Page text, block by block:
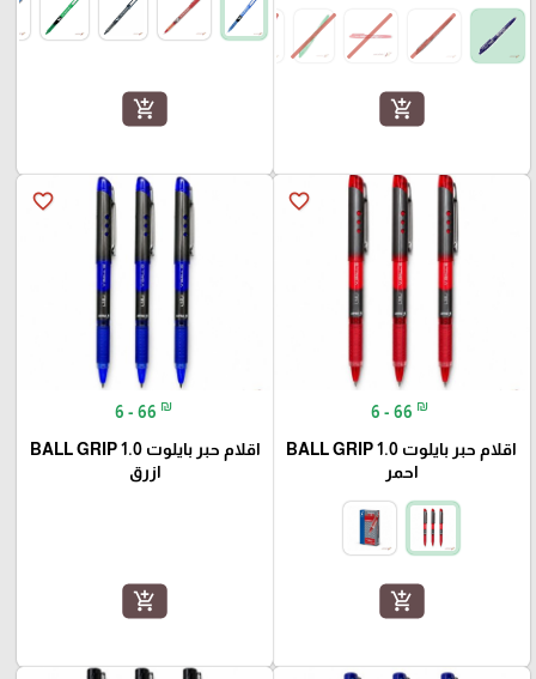
add_shopping_cart
add_shopping_cart
favorite_border
6 - 66 ₪
اقلام حبر بايلوت BALL GRIP 1.0
احمر
add_shopping_cart
favorite_border
6 - 66 ₪
اقلام حبر بايلوت BALL GRIP 1.0
ازرق
add_shopping_cart